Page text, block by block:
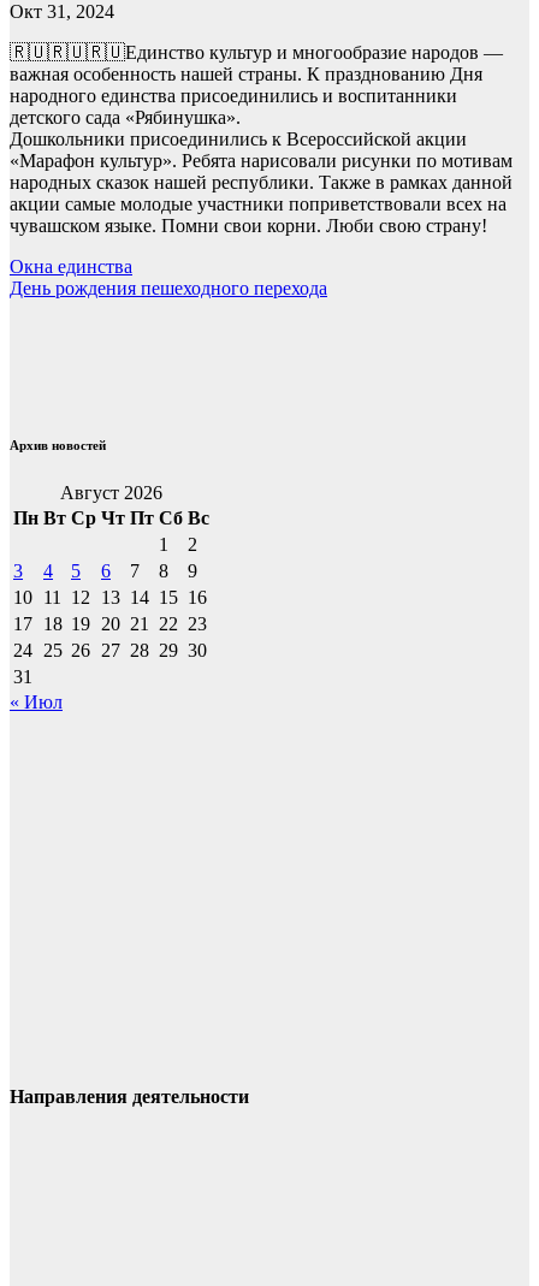
Окт 31, 2024
🇷🇺🇷🇺🇷🇺Единство культур и многообразие народов —
важная особенность нашей страны. К празднованию Дня
народного единства присоединились и воспитанники
детского сада «Рябинушка».
Дошкольники присоединились к Всероссийской акции
«Марафон культур». Ребята нарисовали рисунки по мотивам
народных сказок нашей республики. Также в рамках данной
акции самые молодые участники поприветствовали всех на
чувашском языке. Помни свои корни. Люби свою страну!
Навигация
по
Окна единства
День рождения пешеходного перехода
Архив новостей
Август 2026
Пн Вт Ср Чт Пт Сб Вс
1
2
3
4 5 6 7 8
9
10 11 12 13 14 15 16
17 18 19 20 21 22 23
24 25 26 27 28 29 30
31
« Июл
Направления деятельности